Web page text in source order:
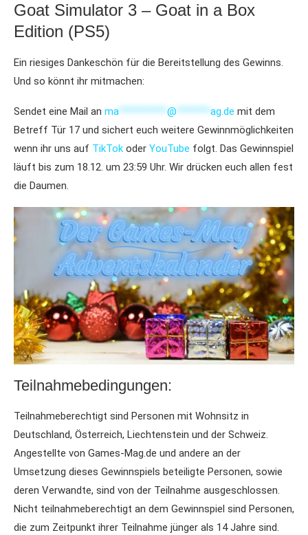
Goat Simulator 3 – Goat in a Box
Edition (PS5)
Ein riesiges Dankeschön für die Bereitstellung des Gewinns.
Und so könnt ihr mitmachen:
Sendet eine Mail an ma **********@ *******ag.de mit dem
Betreff Tür 17 und sichert euch weitere Gewinnmöglichkeiten
wenn ihr uns auf TikTok oder YouTube folgt. Das Gewinnspiel
läuft bis zum 18.12. um 23:59 Uhr. Wir drücken euch allen fest
die Daumen.
Teilnahmebedingungen:
Teilnahmeberechtigt sind Personen mit Wohnsitz in
Deutschland, Österreich, Liechtenstein und der Schweiz.
Angestellte von Games-Mag.de und andere an der
Umsetzung dieses Gewinnspiels beteiligte Personen, sowie
deren Verwandte, sind von der Teilnahme ausgeschlossen.
Nicht teilnahmeberechtigt an dem Gewinnspiel sind Personen,
die zum Zeitpunkt ihrer Teilnahme jünger als 14 Jahre sind.